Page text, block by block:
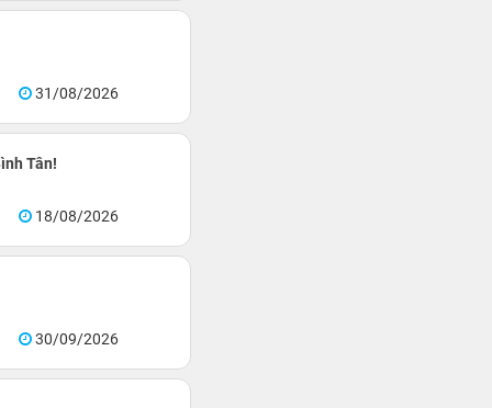
31/08/2026
Tân!
18/08/2026
30/09/2026